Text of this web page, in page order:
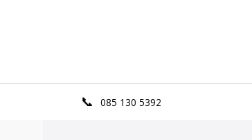
085 130 5392